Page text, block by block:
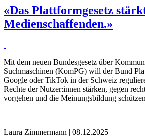
«Das Plattformgesetz
Medienschaffenden.»
Mit dem neuen Bundesgesetz über
Suchmaschinen (KomPG) will der Bund
Google oder TikTok in der Schweiz
Rechte der Nutzer:innen stärken, gegen
vorgehen und die Meinungsbildung
Laura Zimmermann | 08.12.2025